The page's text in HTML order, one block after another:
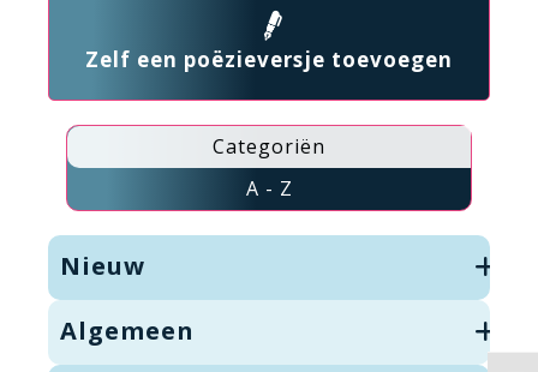
Zelf een poëzieversje toevoegen
Categoriën
A - Z
Nieuw
Algemeen